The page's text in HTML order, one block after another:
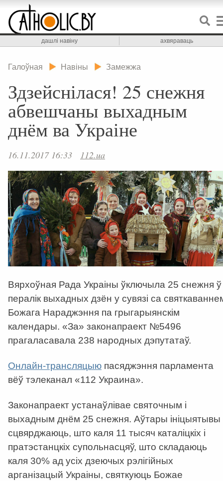
дашлі навіну ахвяраваць
Галоўная Навіны Замежжа
Здзейснілася! 25 снежня
абвешчаны выхадным
днём ва Украіне
16.11.2017 16:33 112.ua
Вярхоўная Рада Украіны ўключыла 25 снежня ў
пералік выхадных дзён у сувязі са
Божага Нараджэння па грыгарыянскім
календары. «За» законапраект №5496
прагаласавала 238 народных дэпутатаў.
Онлайн-трансляцыю пасяджэння парламента
вёў тэлеканал «112 Украина».
Законапраект устанаўлівае святочным і
выхадным днём 25 снежня. Аўтары ініцыятывы
сцвярджаюць, што каля 11 тысяч каталіцкіх і
пратэстанцкіх супольнасцяў, што складаюць
каля 30% ад усіх дзеючых рэлігійных
арганізацый Украіны, святкуюць Божае